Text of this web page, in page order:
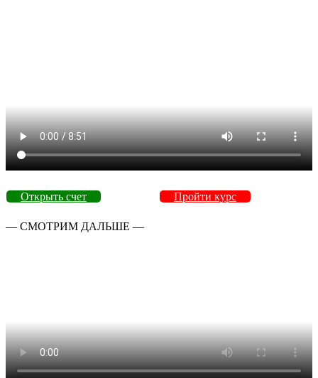
Открыть счет Пройти курс
— СМОТРИМ ДАЛЬШЕ —